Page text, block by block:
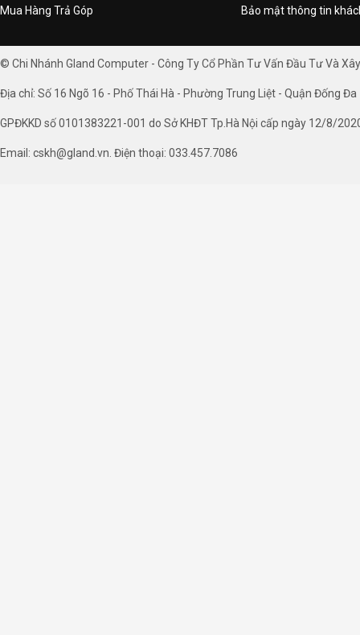
Mua Hàng Trả Góp
Bảo mật thông tin
© Chi Nhánh Gland Computer - Công Ty Cổ Phần Tư Vấn Đầu Tư Và
Địa chỉ: Số 16 Ngõ 16 - Phố Thái Hà - Phường Trung Liệt - Quận Đống Đa
GPĐKKD số 0101383221-001 do Sở KHĐT Tp.Hà Nội cấp ngày 12/8/
Email: cskh@gland.vn. Điện thoại: 033.457.7086